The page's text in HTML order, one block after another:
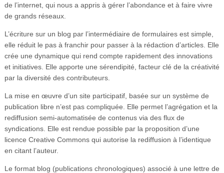
de l’internet, qui nous a appris à gérer l’abondance et à faire vivre
de grands réseaux.
L’écriture sur un blog par l’intermédiaire de formulaires est simple,
elle réduit le pas à franchir pour passer à la rédaction d’articles. Elle
crée une dynamique qui rend compte rapidement des innovations
et initiatives. Elle apporte une sérendipité, facteur clé de la créativité
par la diversité des contributeurs.
La mise en œuvre d’un site participatif, basée sur un système de
publication libre n’est pas compliquée. Elle permet l’agrégation et la
rediffusion semi-automatisée de contenus via des flux de
syndications. Elle est rendue possible par la proposition d’une
licence Creative Commons qui autorise la rediffusion à l’identique
en citant l’auteur.
Le format blog (publications chronologiques) associé à une lettre de